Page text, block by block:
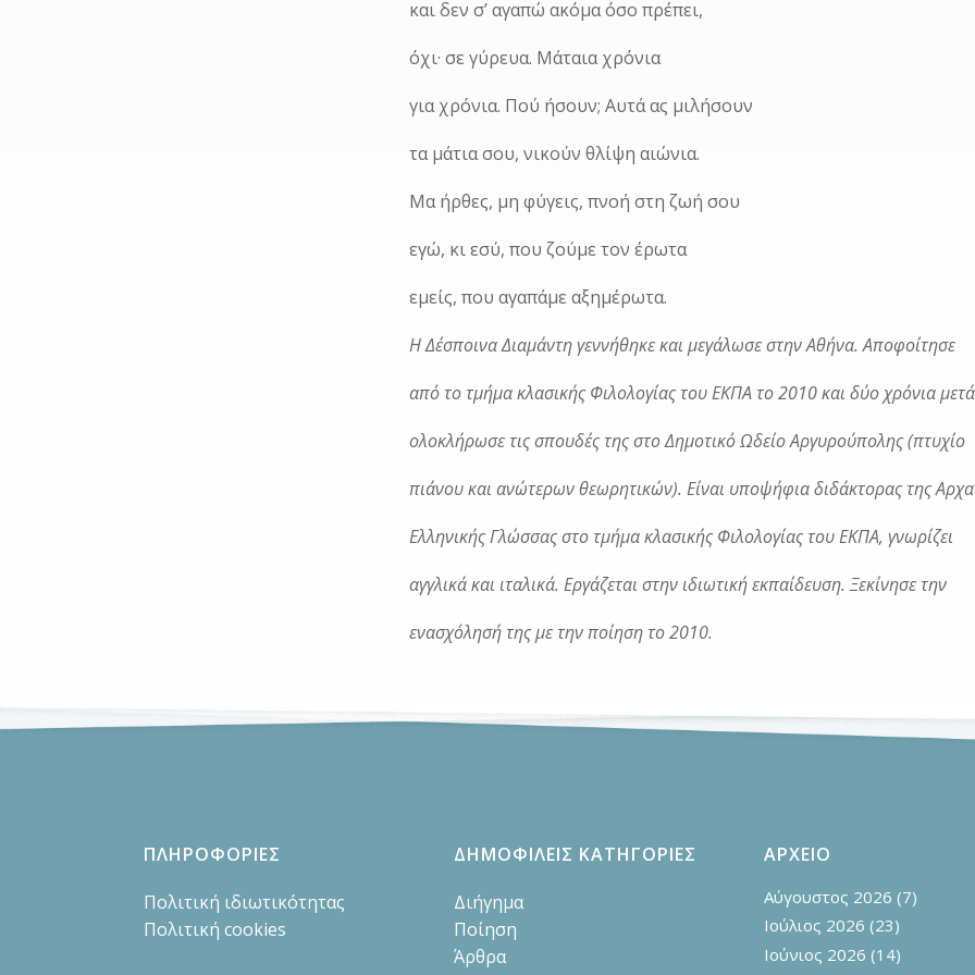
και δεν σ’ αγαπώ ακόμα όσο πρέπει,
όχι· σε γύρευα. Μάταια χρόνια
για χρόνια. Πού ήσουν; Αυτά ας μιλήσουν
τα μάτια σου, νικούν θλίψη αιώνια.
Μα ήρθες, μη φύγεις, πνοή στη ζωή σου
εγώ, κι εσύ, που ζούμε τον έρωτα
εμείς, που αγαπάμε αξημέρωτα.
Η Δέσποινα Διαμάντη γεννήθηκε και μεγάλωσε στην Αθήνα. Αποφοίτησε
από το τμήμα κλασικής Φιλολογίας του ΕΚΠΑ το 2010 και δύο χρόνια μετά
ολοκλήρωσε τις σπουδές της στο Δημοτικό Ωδείο Αργυρούπολης (πτυχίο
πιάνου και ανώτερων θεωρητικών). Είναι υποψήφια διδάκτορας της
Ελληνικής Γλώσσας στο τμήμα κλασικής Φιλολογίας του ΕΚΠΑ, γνωρίζει
αγγλικά και ιταλικά. Εργάζεται στην ιδιωτική εκπαίδευση. Ξεκίνησε την
ενασχόλησή της με την ποίηση το 2010.
ΠΛΗΡΟΦΟΡΙΕΣ
Πολιτική ιδιωτικότητας
Πολιτική cookies
ΔΗΜΟΦΙΛΕΙΣ ΚΑΤΗΓΟΡΙΕΣ
Διήγημα
Ποίηση
Άρθρα
ΑΡΧΕΙΟ
Αύγουστος 2026 (7)
Ιούλιος 2026 (23)
Ιούνιος 2026 (14)